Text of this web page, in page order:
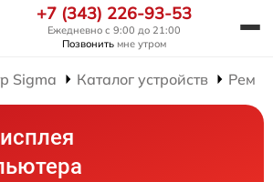
+7 (343) 226-93-53
Ежедневно с 9:00 до 21:00
Позвонить мне утром
Sigma Каталог устройств